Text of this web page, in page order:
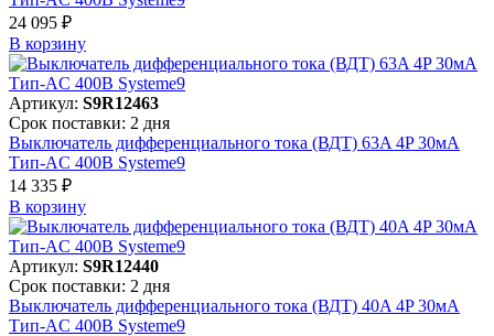
24 095 ₽
В корзинy
Артикул: S9R12463
Срок поставки: 2 дня
Выключатель дифференциального тока (ВДТ) 63A 4P 30мА
Тип-AC 400В Systeme9
14 335 ₽
В корзинy
Артикул: S9R12440
Срок поставки: 2 дня
Выключатель дифференциального тока (ВДТ) 40A 4P 30мА
Тип-AC 400В Systeme9